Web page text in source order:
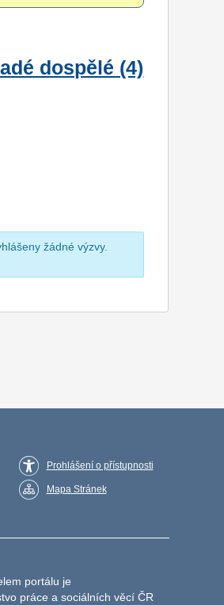
dospělé (4)
žádné výzvy.
Prohlášení o přístupnosti
Mapa Stránek
portálu je
práce a sociálních věcí ČR